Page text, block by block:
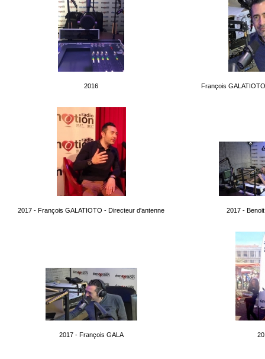
2016 François
2017 - François GALATIOTO - Directeur d'antenne 2017 -
2017 - François GALA